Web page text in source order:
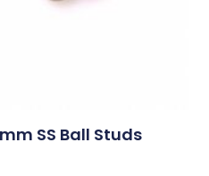
SS Ball Studs